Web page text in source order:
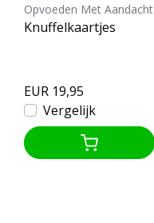
Opvoeden Met Aandacht
Knuffelkaartjes
EUR 19,95
Vergelijk